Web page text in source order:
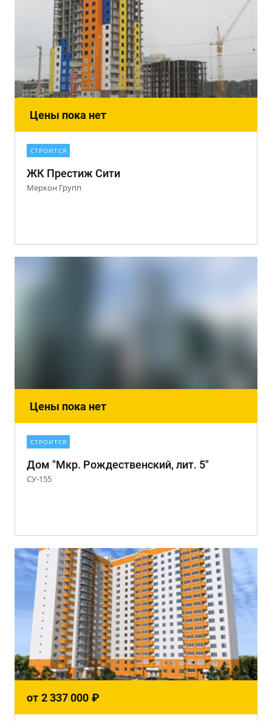
Цены пока нет
СТРОИТСЯ
ЖК Престиж Сити
Меркон Групп
Цены пока нет
СТРОИТСЯ
Дом "Мкр. Рождественский, лит. 5"
СУ-155
от 2 337 000 ₽